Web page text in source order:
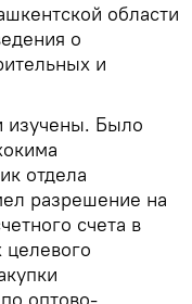
области
о
и
изучены. Было
отдела
разрешение на
счета в